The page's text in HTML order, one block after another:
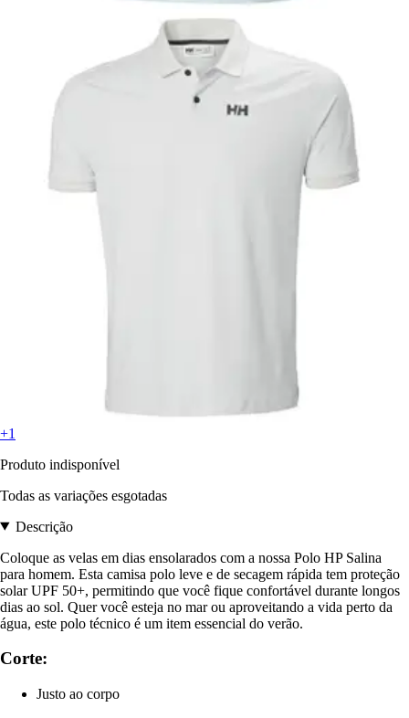
+1
Produto indisponível
Todas as variações esgotadas
Descrição
Coloque as velas em dias ensolarados com a nossa Polo HP Salina
para homem. Esta camisa polo leve e de secagem rápida tem proteção
solar UPF 50+, permitindo que você fique confortável durante longos
dias ao sol. Quer você esteja no mar ou aproveitando a vida perto da
água, este polo técnico é um item essencial do verão.
Corte:
Justo ao corpo